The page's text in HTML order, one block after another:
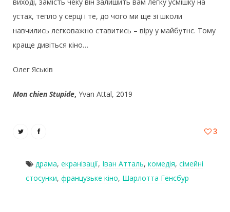
устах, тепло у серці і те, до чого ми ще зі школи
навчились легковажно ставитись – віру у майбутнє. Тому
краще дивіться кіно…
Олег Яськів
Mon chien Stupide, Yvan Attal, 2019
3
драма, екранізації, Іван Атталь, комедія, сімейні
стосунки, французьке кіно, Шарлотта Генсбур